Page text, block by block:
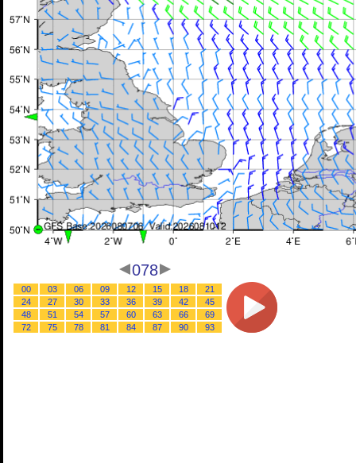
078
00 03 06 09 12 15 18
21
24
27 30 33 36 39 42
45
48
51 54 57 60 63 66
69
72
75 78 81 84 87 90 93